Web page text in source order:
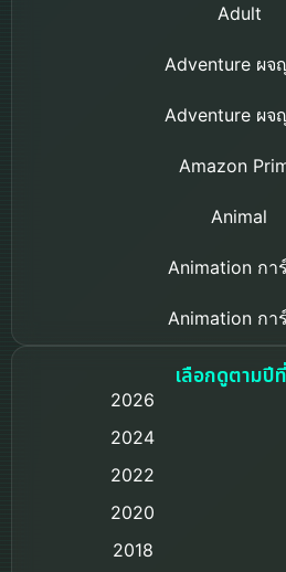
Adult
Adventure ผจ
Adventure ผจ
Amazon
Animal
Animation กา
Animation กา
Based on a True
เลือกดูตามปี
2026
2024
2022
2020
2018